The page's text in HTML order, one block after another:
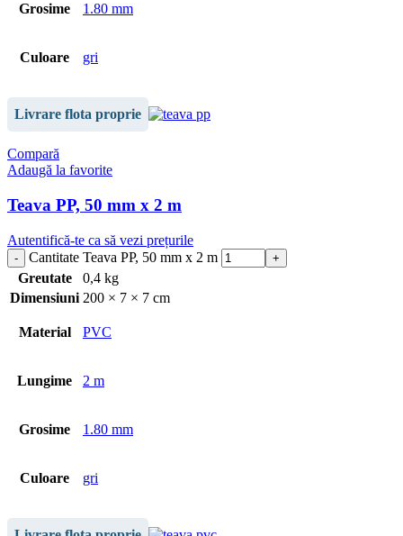
Grosime 1.80 mm
Culoare gri
Livrare flota proprie
Compară
Adaugă la favorite
Teava PP, 50 mm x 2 m
Autentifică-te ca să vezi prețurile
Cantitate Teava PP, 50 mm x 2 m
Greutate
0,4 kg
Dimensiuni 200 × 7 × 7 cm
Material PVC
Lungime 2 m
Grosime 1.80 mm
Culoare gri